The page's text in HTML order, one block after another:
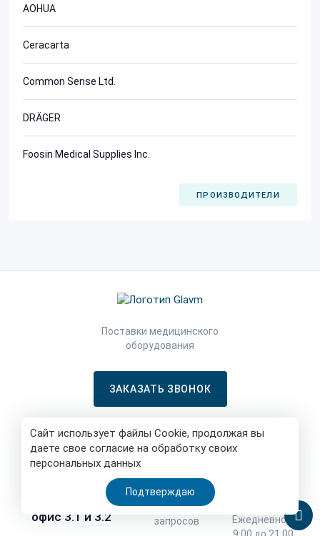
Сайт использует файлы Cookie, продолжая вы
даете свое согласие на обработку своих
персональных данных
Подтверждаю
AOHUA
Ceracarta
Common Sense Ltd.
DRÄGER
Foosin Medical Supplies Inc.
ПРОИЗВОДИТЕЛИ
Поставки медицинского
оборудования
ЗАКАЗАТЬ ЗВОНОК
НАШ ОФИС
Москва, Нижняя
офис 3.1 и 3.2
info@glavm.ru
Почта для
запросов
СВЯЗАТЬСЯ С
Ежедневно с